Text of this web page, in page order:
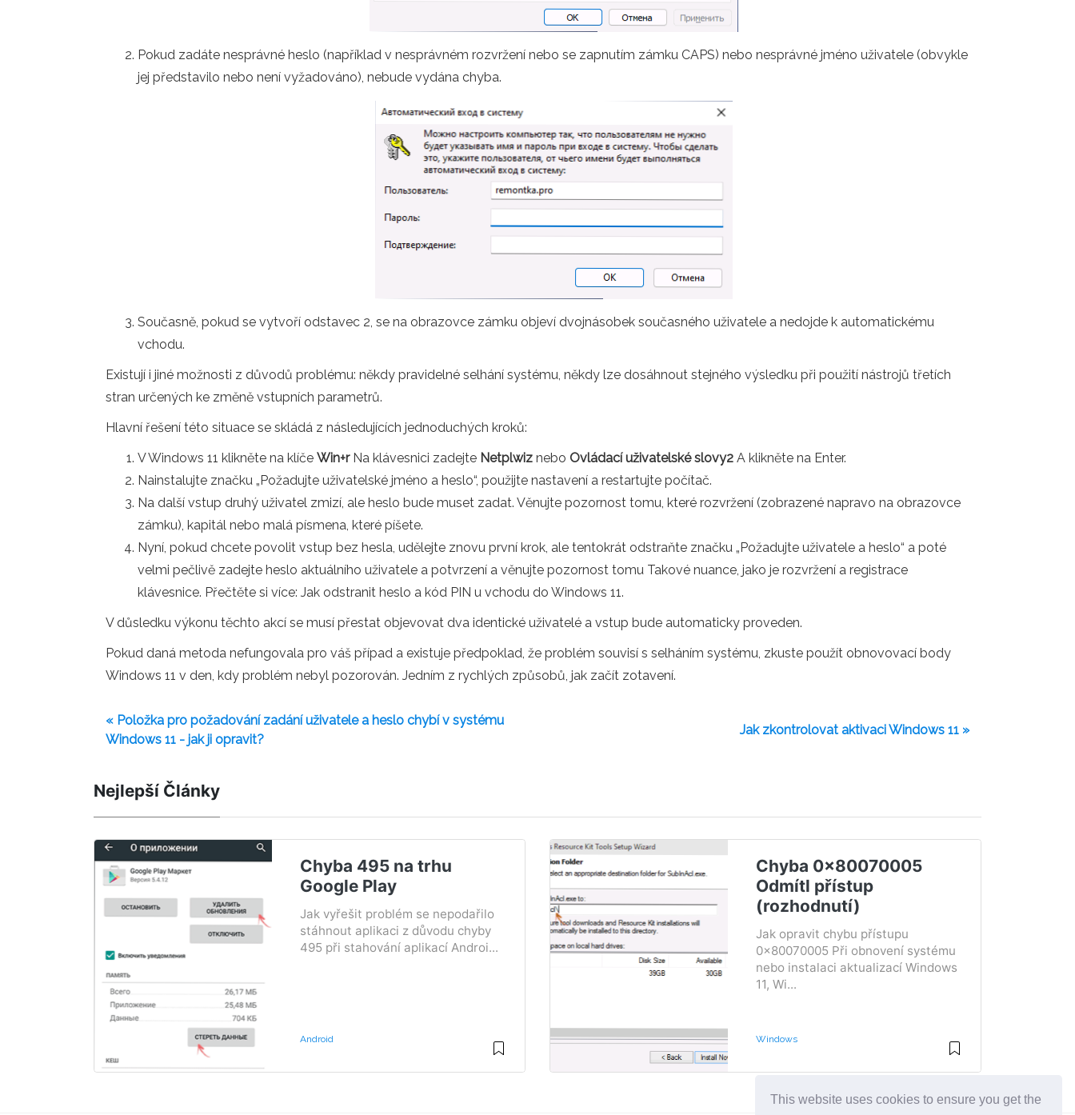
This website uses cookies to ensure you get the
Pokud zadáte nesprávné heslo (například v nesprávném rozvržení nebo se zapnutím zámku CAPS) nebo nesprávné jméno uživatele (obvykle
jej představilo nebo není vyžadováno), nebude vydána chyba.
Současně, pokud se vytvoří odstavec 2, se na obrazovce zámku objeví dvojnásobek současného uživatele a nedojde k automatickému
vchodu.
Existují i ​​jiné možnosti z důvodů problému: někdy pravidelné selhání systému, někdy lze dosáhnout stejného výsledku při použití nástrojů třetích
stran určených ke změně vstupních parametrů.
Hlavní řešení této situace se skládá z následujících jednoduchých kroků:
V Windows 11 klikněte na klíče Win+rNa klávesnici zadejte Netplwiz nebo Ovládací uživatelské slovy2 A klikněte na Enter.
Nainstalujte značku „Požadujte uživatelské jméno a heslo“, použijte nastavení a restartujte počítač.
Na další vstup druhý uživatel zmizí, ale heslo bude muset zadat. Věnujte pozornost tomu, které rozvržení (zobrazené napravo na obrazovce
zámku), kapitál nebo malá písmena, které píšete.
Nyní, pokud chcete povolit vstup bez hesla, udělejte znovu první krok, ale tentokrát odstraňte značku „Požadujte uživatele a heslo“ a poté
velmi pečlivě zadejte heslo aktuálního uživatele a potvrzení a věnujte pozornost tomu Takové nuance, jako je rozvržení a registrace
klávesnice. Přečtěte si více: Jak odstranit heslo a kód PIN u vchodu do Windows 11.
V důsledku výkonu těchto akcí se musí přestat objevovat dva identické uživatelé a vstup bude automaticky proveden.
Pokud daná metoda nefungovala pro váš případ a existuje předpoklad, že problém souvisí s selháním systému, zkuste použít obnovovací body
Windows 11 v den, kdy problém nebyl pozorován. Jedním z rychlých způsobů, jak začít zotavení.
« Položka pro požadování zadání uživatele a heslo chybí v systému
Windows 11 - jak ji opravit?
Jak zkontrolovat aktivaci Windows 11 »
Nejlepší Články
Chyba 495 na trhu
Google Play
Jak vyřešit problém se nepodařilo
stáhnout aplikaci z důvodu chyby
495 při stahování aplikací Androi...
Android
Chyba 0x80070005
Odmítl přístup
(rozhodnutí)
Jak opravit chybu přístupu
0x80070005 Při obnovení systému
nebo instalaci aktualizací Windows
11, Wi...
Windows